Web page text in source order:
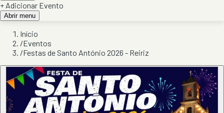
+ Adicionar Evento
Abrir menu
Início
/Eventos
/Festas de Santo António 2026 - Reiriz